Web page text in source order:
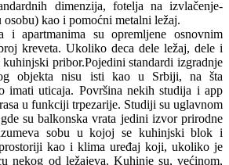
dimenzija, fotelja na izvlačenje-
kao i pomoćni metalni ležaj.
apartmanima su opremljene osnovnim
kreveta. Ukoliko deca dele ležaj, dele i
pribor.Pojedini standardi izgradnje
objekta nisu isti kao u Srbiji, na šta
imati uticaja. Površina nekih studija i app
u funkciji trpezarije. Studiji su uglavnom
su balkonska vrata jedini izvor prirodne
sobu u kojoj se kuhinjski blok i
kao i klima uređaj koji, ukoliko je
nekog od ležajeva. Kuhinje su, većinom,